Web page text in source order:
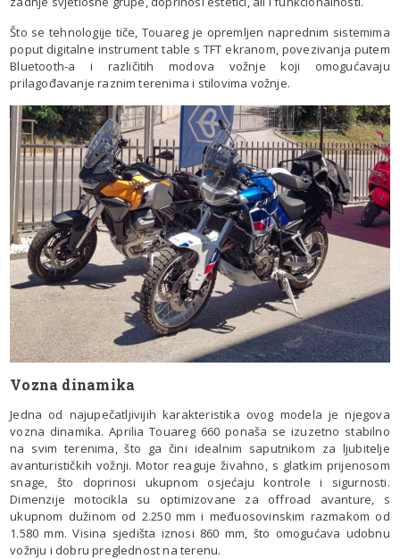
Što se tehnologije tiče, Touareg je opremljen naprednim sistemima
poput digitalne instrument table s TFT ekranom, povezivanja putem
Bluetooth-a i različitih modova vožnje koji omogućavaju
prilagođavanje raznim terenima i stilovima vožnje.
Vozna dinamika
Jedna od najupečatljivijih karakteristika ovog modela je njegova
vozna dinamika. Aprilia Touareg 660 ponaša se izuzetno stabilno
na svim terenima, što ga čini idealnim saputnikom za ljubitelje
avanturističkih vožnji. Motor reaguje živahno, s glatkim prijenosom
snage, što doprinosi ukupnom osjećaju kontrole i sigurnosti.
Dimenzije motocikla su optimizovane za offroad avanture, s
ukupnom dužinom od 2.250 mm i međuosovinskim razmakom od
1.580 mm. Visina sjedišta iznosi 860 mm, što omogućava udobnu
vožnju i dobru preglednost na terenu.